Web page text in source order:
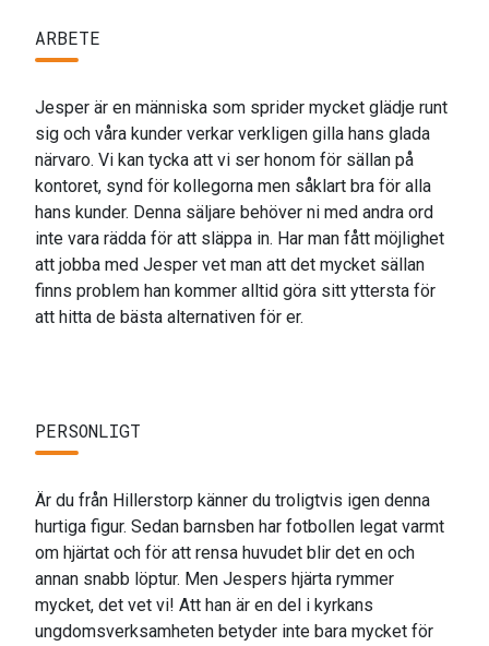
ARBETE
Jesper är en människa som sprider mycket glädje runt
sig och våra kunder verkar verkligen gilla hans glada
närvaro. Vi kan tycka att vi ser honom för sällan på
kontoret, synd för kollegorna men såklart bra för alla
hans kunder. Denna säljare behöver ni med andra ord
inte vara rädda för att släppa in. Har man fått möjlighet
att jobba med Jesper vet man att det mycket sällan
finns problem han kommer alltid göra sitt yttersta för
att hitta de bästa alternativen för er.
PERSONLIGT
Är du från Hillerstorp känner du troligtvis igen denna
hurtiga figur. Sedan barnsben har fotbollen legat varmt
om hjärtat och för att rensa huvudet blir det en och
annan snabb löptur. Men Jespers hjärta rymmer
mycket, det vet vi! Att han är en del i kyrkans
ungdomsverksamheten betyder inte bara mycket för